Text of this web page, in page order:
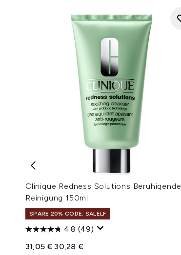
Clinique Redness Solutions Beruhigende
Reinigung 150ml
SPARE 20% CODE: SALELF
4.8 (49)
Unverbindliche Preisempfehlung:
31,05 € Aktueller Preis:
30,28 €